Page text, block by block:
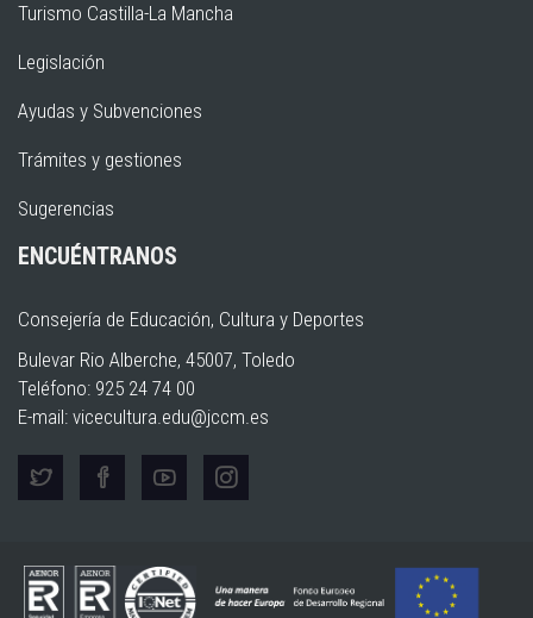
Turismo Castilla-La Mancha
Legislación
Ayudas y Subvenciones
Trámites y gestiones
Sugerencias
ENCUÉNTRANOS
Consejería de Educación, Cultura y Deportes
Bulevar Rio Alberche, 45007, Toledo
Teléfono: 925 24 74 00
E-mail: vicecultura.edu@jccm.es